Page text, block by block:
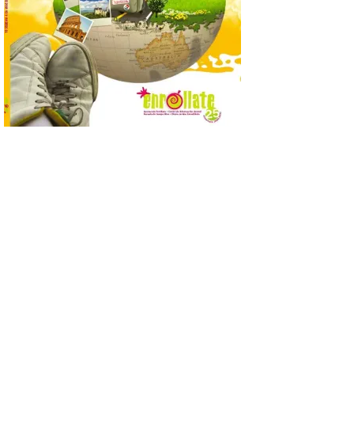
superará los 170.000
pasajeros y los 1.000 vuelos con Islandia.
Este mes de agosto opera tres
frecuencias semanales y, este año, los […]
Iberia Club amplía las
posibilidades de ganar y
utilizar Avios con el